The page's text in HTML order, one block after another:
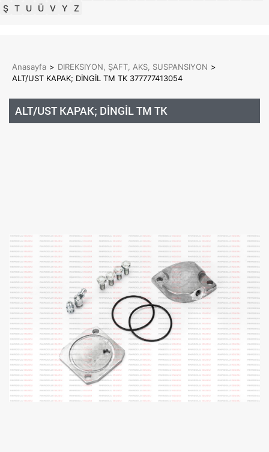
Ş T U Ü V Y Z
Anasayfa > DIREKSIYON, ŞAFT, AKS, SUSPANSIYON >
ALT/UST KAPAK; DİNGİL TM TK 377777413054
ALT/UST KAPAK; DİNGİL TM TK